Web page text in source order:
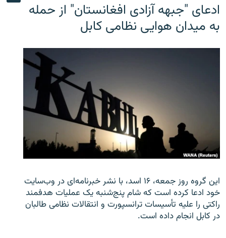
ادعای "جبهه آزادی افغانستان" از حمله
به میدان هوایی نظامی کابل
این گروه روز جمعه، ۱۶ اسد، با نشر خبرنامه‌ای در وب‌سایت
خود ادعا کرده است که شام پنج‌شنبه یک عملیات هدفمند
راکتی را علیه تأسیسات ترانسپورت و انتقالات نظامی طالبان
در کابل انجام داده است.